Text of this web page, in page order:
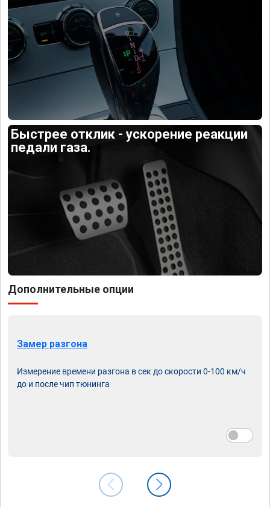
Быстрее отклик - ускорение реакции
педали газа.
Дополнительные опции
Замер разгона
Измерение времени разгона в сек до скорости 0-100 км/ч
до и после чип тюнинга